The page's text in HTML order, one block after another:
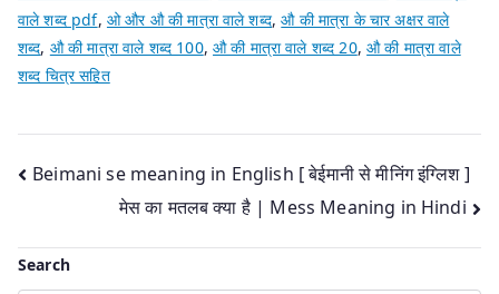
वाले शब्द pdf, ओ और औ की मात्रा वाले शब्द,औ की मात्रा के चार अक्षर वाले
शब्द, औ की मात्रा वाले शब्द 100,औ की मात्रा वाले शब्द 20,औ की मात्रा वाले
शब्द चित्र सहित
Post
navigation
Beimani se meaning in English [ बेईमानी से मीनिंग इंग्लिश ]
मेस का मतलब क्या है | Mess Meaning in Hindi
Search